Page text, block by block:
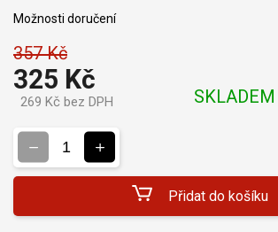
357 Kč
325 Kč
269 Kč bez DPH SKLADEM
Možnosti doručení
Přidat do košíku